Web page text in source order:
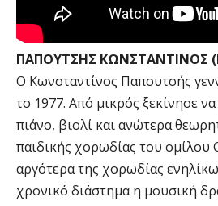
ΠΑΠΟΥΤΣΗΣ ΚΩΝΣΤΑΝΤΙΝΟΣ
Ο Κωνσταντίνος Παπουτσής
το 1977. Από μικρός ξεκίνησε
πιάνο, βιολί και ανώτερα
παιδικής χορωδίας του
αργότερα της χορωδίας
χρονικό διάστημα η μουσική